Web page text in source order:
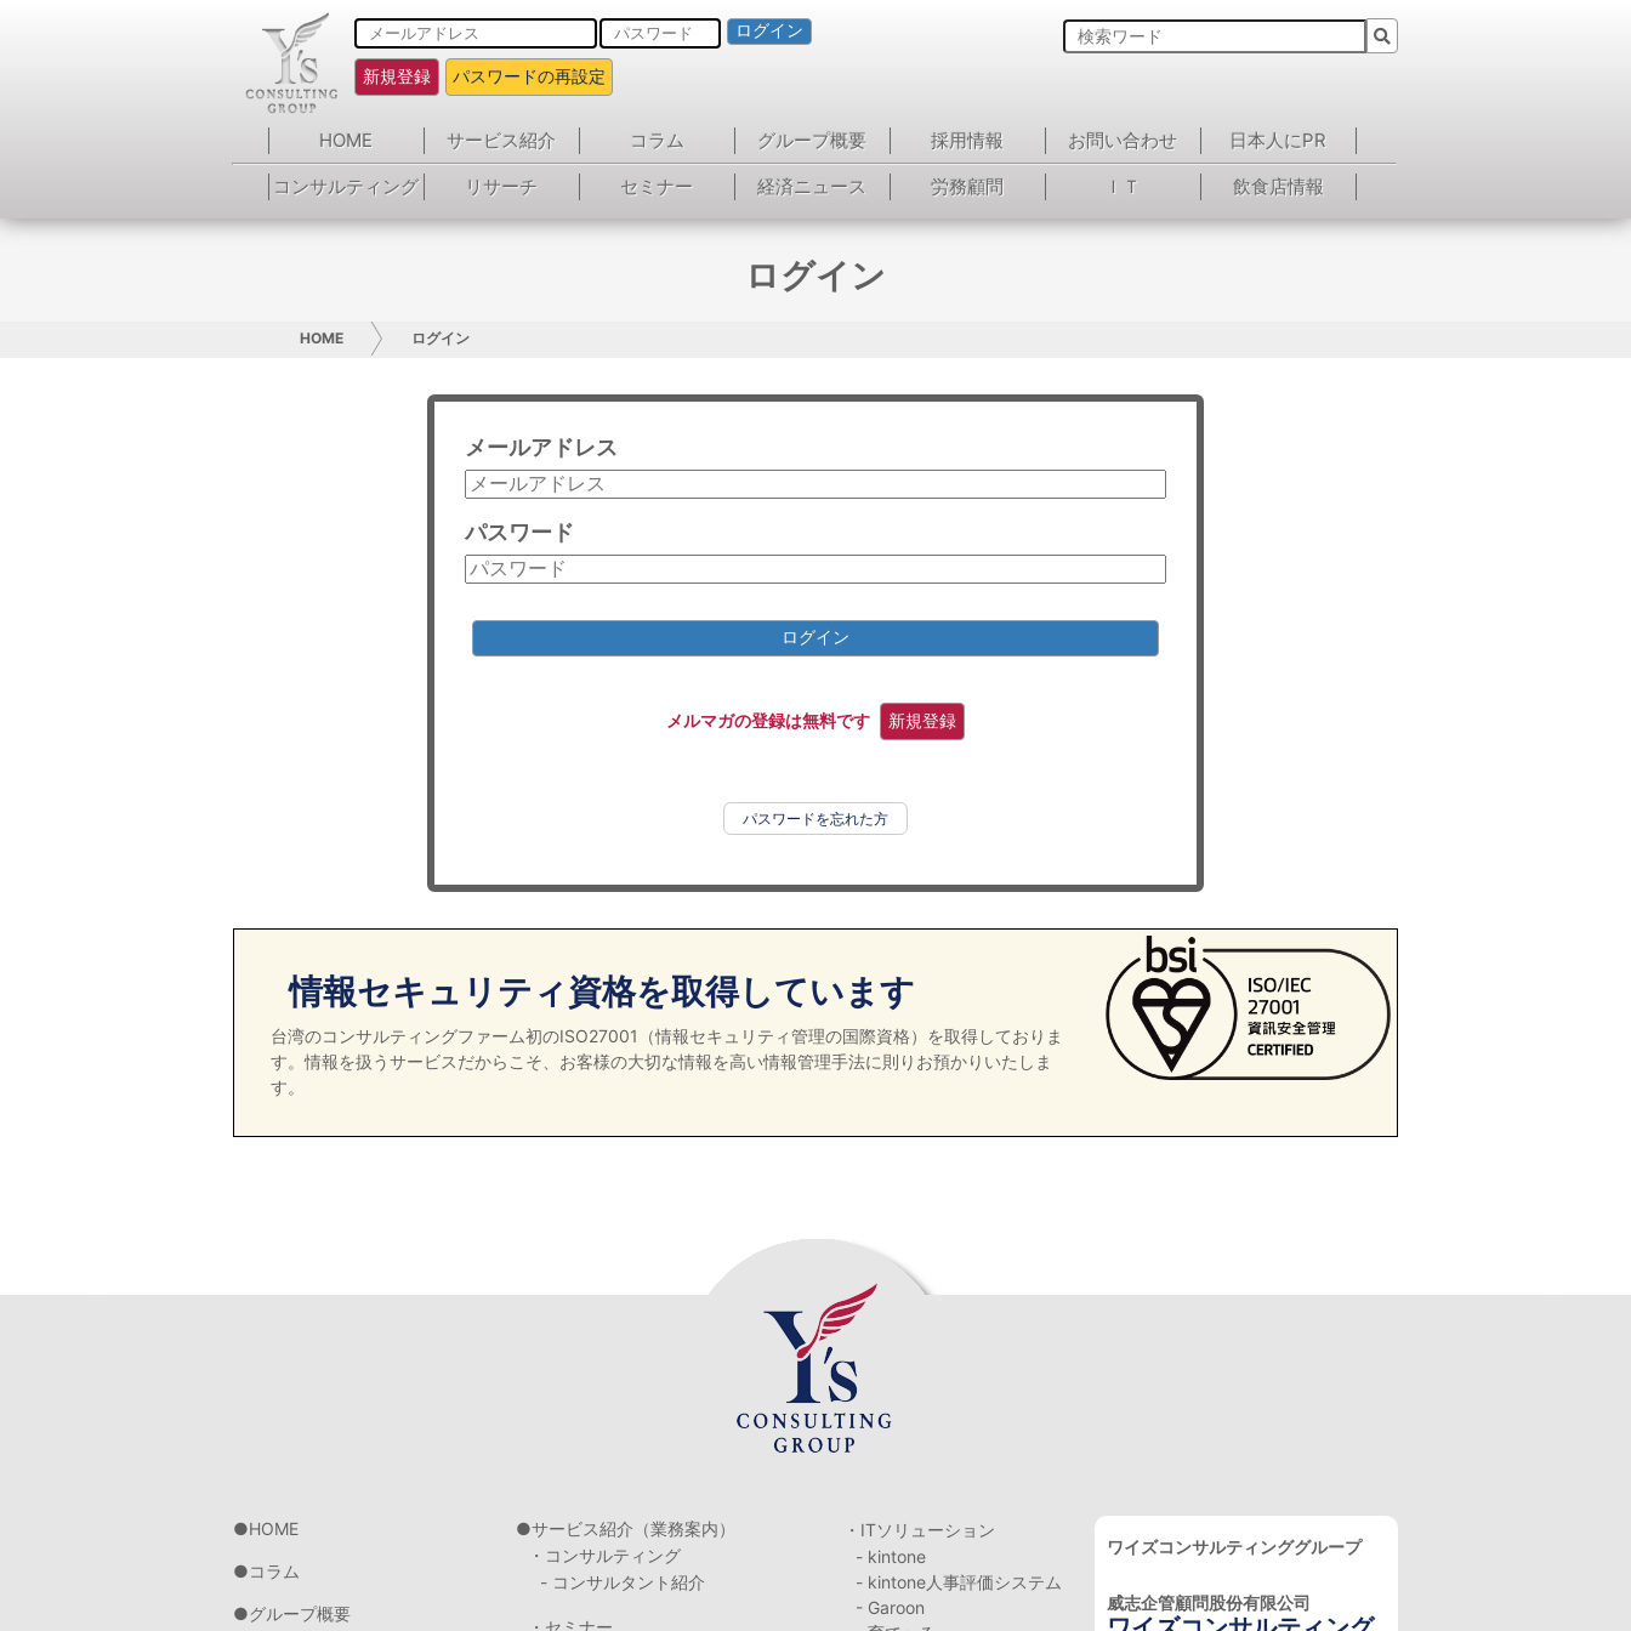
ログイン
新規登録 パスワードの再設定
HOME サービス紹介 コラム グループ概要 採用情報 お問い合わせ
日本人にPR
コンサルティング
リサーチ セミナー 経済ニュース 労務顧問 ＩＴ 飲食店情報
ログイン
HOME ログイン
メールアドレス
パスワード
ログイン
メルマガの登録は無料です 新規登録
パスワードを忘れた方
情報セキュリティ資格を取得しています
台湾のコンサルティングファーム初のISO27001（情報セキュリティ管理の国際資格）を取得しておりま
す。情報を扱うサービスだからこそ、お客様の大切な情報を高い情報管理手法に則りお預かりいたしま
す。
HOME
コラム
グループ概要
サービス紹介（業務案内）
・コンサルティング
- コンサルタント紹介
・セミナー
・ITソリューション
- kintone
- kintone人事評価システム
- Garoon
ワイズコンサルティンググループ
威志企管顧問股份有限公司